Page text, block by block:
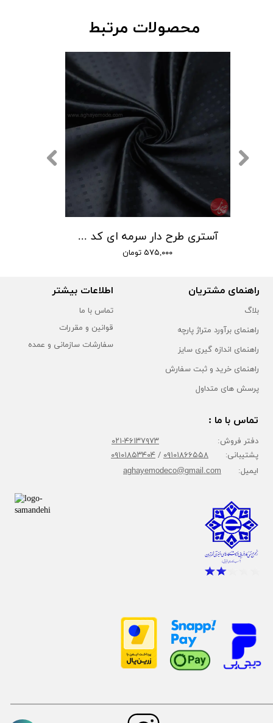
محصولات مرتبط
آستری طرح دار سرمه ای کد 104
۵۷۵,۰۰۰ تومان
راهنمای مشتریان
بلاگ
راهنمای برآورد متراژ پارچه
راهنمای اندازه گیری سایز
راهنمای خرید و ثبت سفارش
پرسش های متداول
اطلاعات بیشتر
تماس با ما
قوانین و مقررات
سفارشات سازمانی و عمده
تماس با ما :
دفتر فروش: ۴۶۱۳۷۹۷۳-۰۲۱
پشتیبانی: ۰۹۱۰۱۸۶۶۵۵۸/۰۹۱۰۱۸۵۳۴۰۴
ایمیل: aghayemodeco@gmail.com